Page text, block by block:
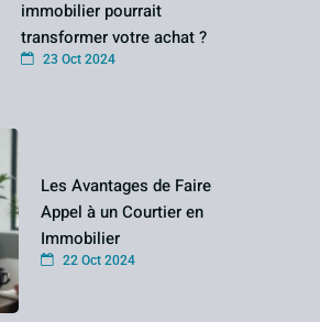
immobilier pourrait
transformer votre achat ?
23 Oct 2024
Les Avantages de Faire
Appel à un Courtier en
Immobilier
22 Oct 2024